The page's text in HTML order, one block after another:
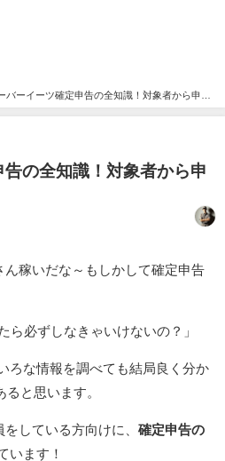
バーイーツ確定申告の全知識！対象者から申請
の全知識！対象者から申
ん稼いだな～もしかして確定申告
ら必ずしなきゃいけないの？」
ろな情報を調べても結局良く分か
と思います。
している方向けに、 確定申告の
います！